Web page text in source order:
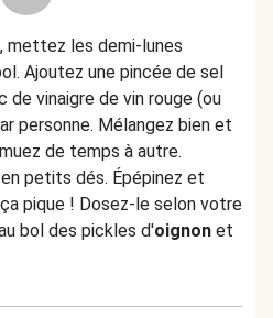
mettez les demi-lunes
Ajoutez une pincée de sel
vinaigre de vin rouge (ou
personne. Mélangez bien et
de temps à autre.
en petits dés. Épépinez et
pique ! Dosez-le selon votre
bol des pickles d'oignon et